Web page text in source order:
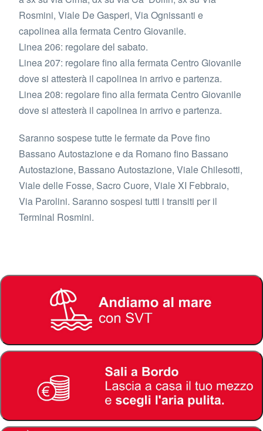
Rosmini, Viale De Gasperi, Via Ognissanti e
capolinea alla fermata Centro Giovanile.
Linea 206: regolare del sabato.
Linea 207: regolare fino alla fermata Centro Giovanile
dove si attesterà il capolinea in arrivo e partenza.
Linea 208: regolare fino alla fermata Centro Giovanile
dove si attesterà il capolinea in arrivo e partenza.
Saranno sospese tutte le fermate da Pove fino
Bassano Autostazione e da Romano fino Bassano
Autostazione, Bassano Autostazione, Viale Chilesotti,
Viale delle Fosse, Sacro Cuore, Viale XI Febbraio,
Via Parolini. Saranno sospesi tutti i transiti per il
Terminal Rosmini.